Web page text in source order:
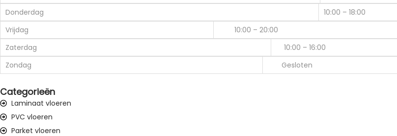
Donderdag
10:00 – 18:00
Vrijdag
10:00 – 20:00
Zaterdag
10:00 – 16:00
Zondag
Gesloten
Categorieën
Laminaat vloeren
PVC vloeren
Parket vloeren